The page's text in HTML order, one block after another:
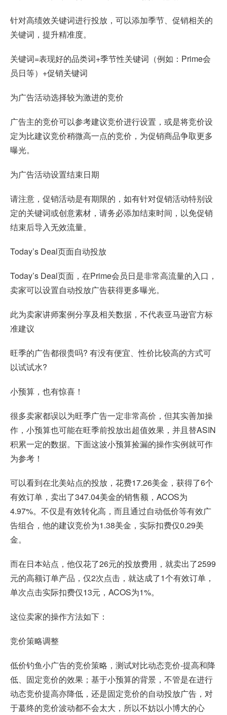
针对高绩效关键词进行投放，可以添加季节、促销相关的
关键词，提升精准度。
关键词=表现好的品类词+季节性关键词（例如：Prime会
员日等）+促销关键词
为广告活动选择较为激进的竞价
广告主的竞价可以参考建议竞价进行设置，或是将竞价设
定为比建议竞价稍微高一点的竞价，为促销商品争取更多
曝光。
为广告活动设置结束日期
请注意，促销活动是有期限的，如有针对促销活动特别设
定的关键词或创意素材，请务必添加结束时间，以免促销
结束后导入无效流量。
Today’s Deal页面自动投放
Today’s Deal页面，在Prime会员日是非常高流量的入口，
卖家可以设置自动投放广告获得更多曝光。
此为卖家讲师案例分享及相关数据，不代表亚马逊官方标
准建议
旺季的广告都很贵吗? 有没有便宜、性价比较高的方式可
以试试水?
小预算，也有惊喜！
很多卖家都误以为旺季广告一定非常高价，但其实善加操
作，小预算也可能在旺季前投放出超值效果，并且替ASIN
积累一定的数据。下面这波小预算捡漏的操作实例就可作
为参考！
可以看到在北美站点的投放，花费17.26美金，获得了6个
有效订单，卖出了347.04美金的销售额，ACOS为
4.97%。不仅是有效转化高，而且通过自动低价等有效广
告组合，他的建议竞价为1.38美金，实际扣费仅0.29美
金。
而在日本站点，他仅花了26元的投放费用，就卖出了2599
元的高额订单产品，仅2次点击，就达成了1个有效订单，
单次点击实际扣费仅13元，ACOS为1%。
这位卖家的操作方法如下：
竞价策略调整
低价钓鱼小广告的竞价策略，测试对比动态竞价-提高和降
低、固定竞价的效果；基于小预算的背景，不管是在进行
动态竞价提高亦降低，还是固定竞价的自动投放广告，对
于蕞终的竞价波动都不会太大，所以不妨以小博大的心